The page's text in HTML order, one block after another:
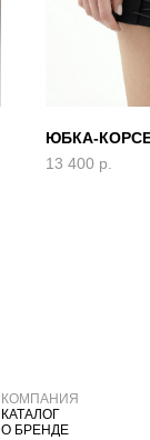
ЮБКА-
13 400 р.
КОМПАНИЯ
КАТАЛОГ
О БРЕНДЕ